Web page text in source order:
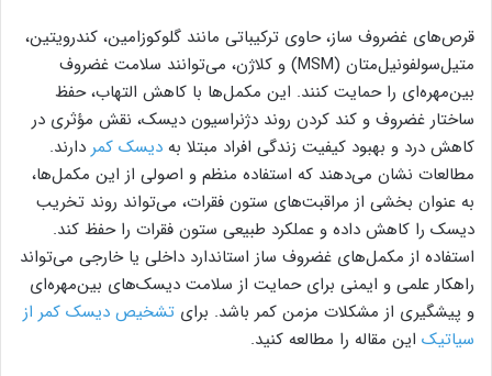
قرص‌های غضروف‌ ساز، حاوی ترکیباتی مانند گلوکوزامین، کندرویتین،
متیل‌سولفونیل‌متان (MSM) و کلاژن، می‌توانند سلامت غضروف
بین‌مهره‌ای را حمایت کنند. این مکمل‌ها با کاهش التهاب، حفظ
ساختار غضروف و کند کردن روند دژنراسیون دیسک، نقش مؤثری در
کاهش درد و بهبود کیفیت زندگی افراد مبتلا به دیسک کمر دارند.
مطالعات نشان می‌دهند که استفاده منظم و اصولی از این مکمل‌ها،
به عنوان بخشی از مراقبت‌های ستون فقرات، می‌تواند روند تخریب
دیسک را کاهش داده و عملکرد طبیعی ستون فقرات را حفظ کند.
استفاده از مکمل‌های غضروف‌ ساز استاندارد داخلی یا خارجی می‌تواند
راهکار علمی و ایمنی برای حمایت از سلامت دیسک‌های بین‌مهره‌ای
و پیشگیری از مشکلات مزمن کمر باشد. برای تشخیص دیسک کمر از
سیاتیک این مقاله را مطالعه کنید.